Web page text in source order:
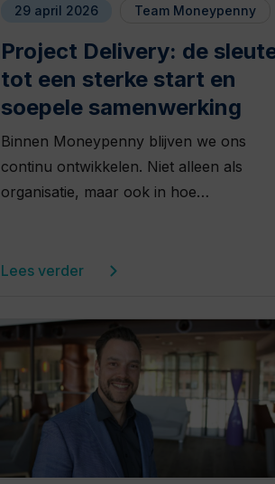
29 april 2026 Team Moneypenny
Project Delivery: de
tot een sterke start en
soepele samenwerking
Binnen Moneypenny blijven we ons
continu ontwikkelen. Niet alleen als
organisatie, maar ook in hoe…
Lees verder